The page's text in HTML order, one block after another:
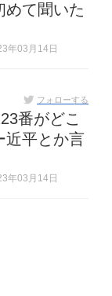
めて聞いた
年03月14日
フォローする
番がどこ
近平とか言
年03月14日